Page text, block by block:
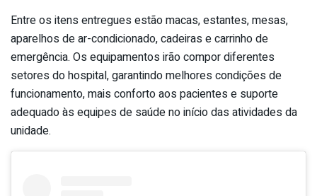
Entre os itens entregues estão macas, estantes, mesas,
aparelhos de ar-condicionado, cadeiras e carrinho de
emergência. Os equipamentos irão compor diferentes
setores do hospital, garantindo melhores condições de
funcionamento, mais conforto aos pacientes e suporte
adequado às equipes de saúde no início das atividades da
unidade.